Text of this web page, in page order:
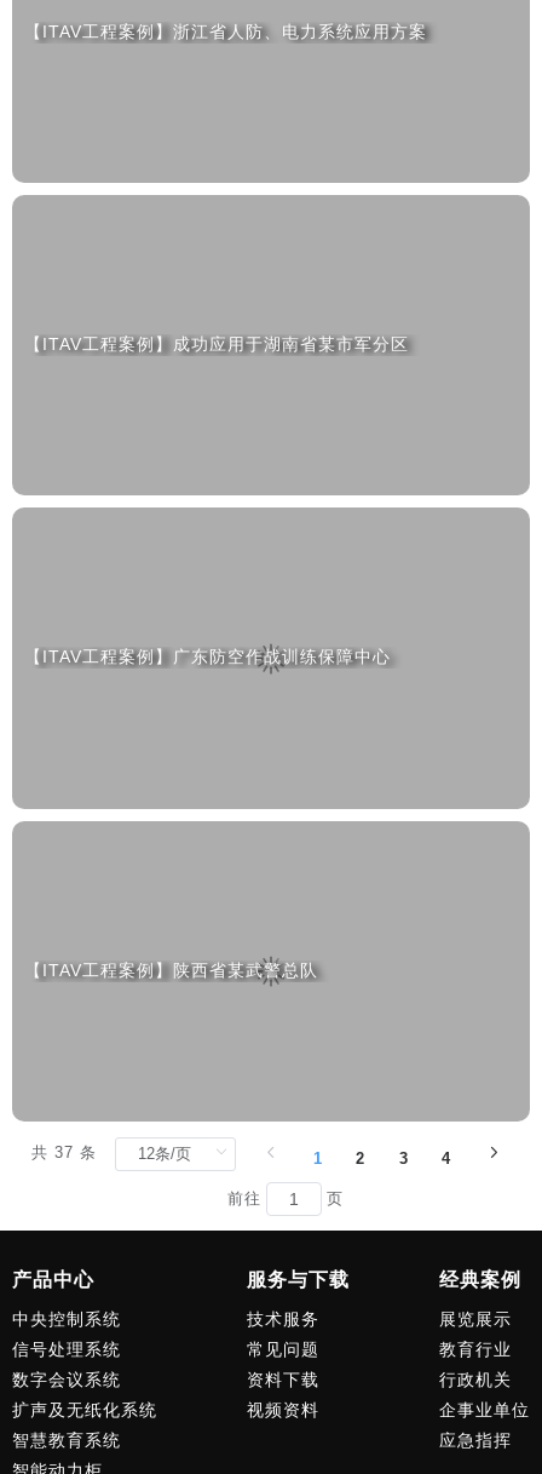
【ITAV工程案例】浙江省人防、电力系统应用方案
【ITAV工程案例】成功应用于湖南省某市军分区
【ITAV工程案例】广东防空作战训练保障中心
【ITAV工程案例】陕西省某武警总队
共 37 条 1 2 3 4
前往 页
产品中心
中央控制系统
信号处理系统
数字会议系统
扩声及无纸化系统
智慧教育系统
服务与下载
技术服务
常见问题
资料下载
视频资料
经典案例
展览展示
教育行业
行政机关
企事业单位
应急指挥